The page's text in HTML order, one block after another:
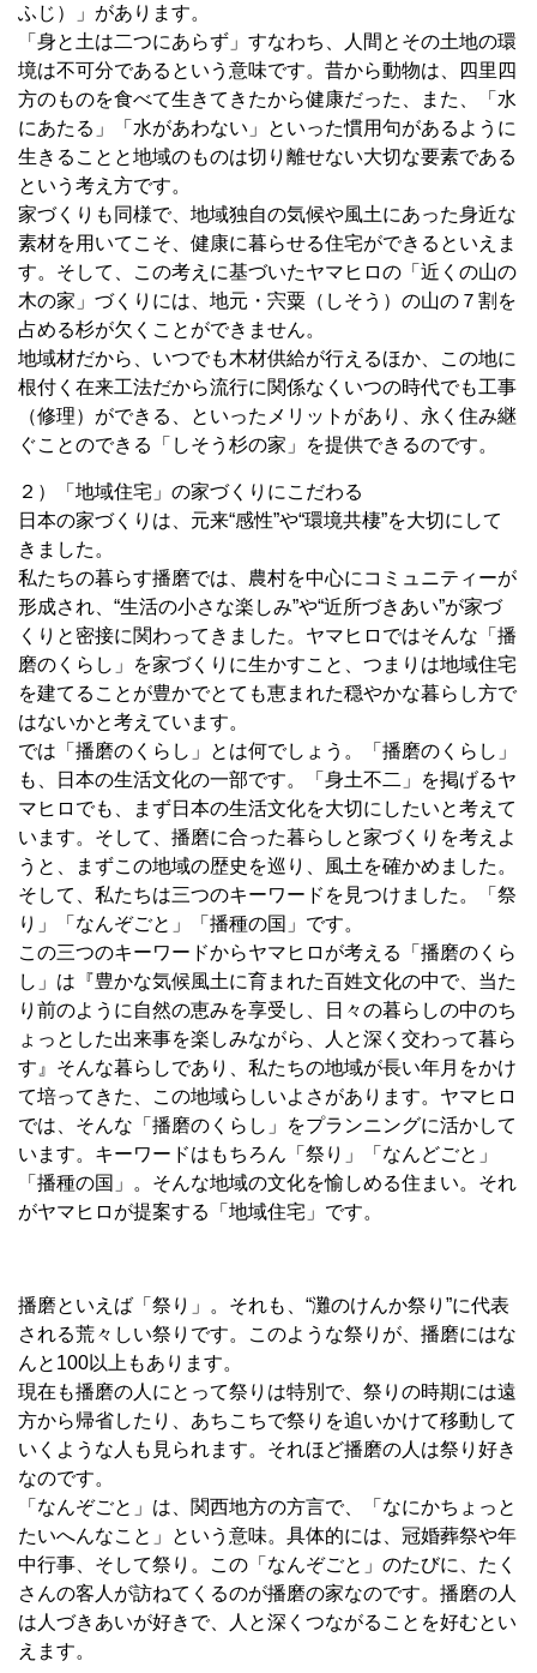
ふじ）」があります。
「身と土は二つにあらず」すなわち、人間とその土地の環
境は不可分であるという意味です。昔から動物は、四里四
方のものを食べて生きてきたから健康だった、また、「水
にあたる」「水があわない」といった慣用句があるように
生きることと地域のものは切り離せない大切な要素である
という考え方です。
家づくりも同様で、地域独自の気候や風土にあった身近な
素材を用いてこそ、健康に暮らせる住宅ができるといえま
す。そして、この考えに基づいたヤマヒロの「近くの山の
木の家」づくりには、地元・宍粟（しそう）の山の７割を
占める杉が欠くことができません。
地域材だから、いつでも木材供給が行えるほか、この地に
根付く在来工法だから流行に関係なくいつの時代でも工事
（修理）ができる、といったメリットがあり、永く住み継
ぐことのできる「しそう杉の家」を提供できるのです。
２）「地域住宅」の家づくりにこだわる
日本の家づくりは、元来“感性”や“環境共棲”を大切にして
きました。
私たちの暮らす播磨では、農村を中心にコミュニティーが
形成され、“生活の小さな楽しみ”や“近所づきあい”が家づ
くりと密接に関わってきました。ヤマヒロではそんな「播
磨のくらし」を家づくりに生かすこと、つまりは地域住宅
を建てることが豊かでとても恵まれた穏やかな暮らし方で
はないかと考えています。
では「播磨のくらし」とは何でしょう。「播磨のくらし」
も、日本の生活文化の一部です。「身土不二」を掲げるヤ
マヒロでも、まず日本の生活文化を大切にしたいと考えて
います。そして、播磨に合った暮らしと家づくりを考えよ
うと、まずこの地域の歴史を巡り、風土を確かめました。
そして、私たちは三つのキーワードを見つけました。「祭
り」「なんぞごと」「播種の国」です。
この三つのキーワードからヤマヒロが考える「播磨のくら
し」は『豊かな気候風土に育まれた百姓文化の中で、当た
り前のように自然の恵みを享受し、日々の暮らしの中のち
ょっとした出来事を楽しみながら、人と深く交わって暮ら
す』そんな暮らしであり、私たちの地域が長い年月をかけ
て培ってきた、この地域らしいよさがあります。ヤマヒロ
では、そんな「播磨のくらし」をプランニングに活かして
います。キーワードはもちろん「祭り」「なんどごと」
「播種の国」。そんな地域の文化を愉しめる住まい。それ
がヤマヒロが提案する「地域住宅」です。
播磨といえば「祭り」。それも、“灘のけんか祭り”に代表
される荒々しい祭りです。このような祭りが、播磨にはな
んと100以上もあります。
現在も播磨の人にとって祭りは特別で、祭りの時期には遠
方から帰省したり、あちこちで祭りを追いかけて移動して
いくような人も見られます。それほど播磨の人は祭り好き
なのです。
「なんぞごと」は、関西地方の方言で、「なにかちょっと
たいへんなこと」という意味。具体的には、冠婚葬祭や年
中行事、そして祭り。この「なんぞごと」のたびに、たく
さんの客人が訪ねてくるのが播磨の家なのです。播磨の人
は人づきあいが好きで、人と深くつながることを好むとい
えます。